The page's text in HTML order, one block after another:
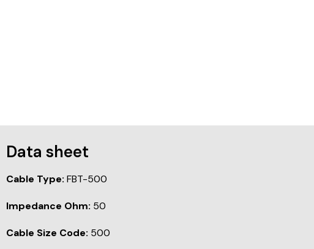
Data sheet
Cable Type: FBT-500
Impedance Ohm: 50
Cable Size Code: 500